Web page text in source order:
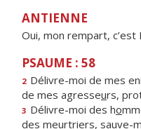
ANTIENNE
Oui, mon rempart, c’est
PSAUME : 58
2 Délivre-moi de mes
de mes agresseurs,
3 Délivre-moi des ho
des meurtriers, sauve-